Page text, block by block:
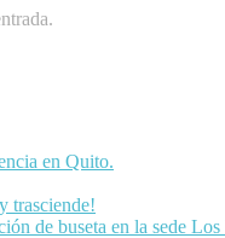
en Quito.
trasciende!
de buseta en la sede